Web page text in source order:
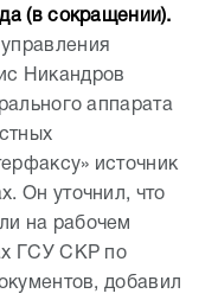
(в сокращении).
Никандров
аппарата
источник
Он уточнил, что
на рабочем
ГСУ СКР по
добавил